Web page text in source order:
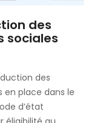
des
sociales
des
place dans le
d’état